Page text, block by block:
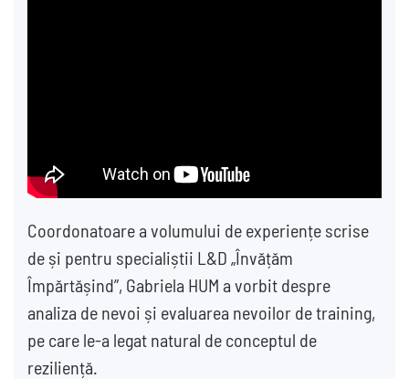
Coordonatoare a volumului de experiențe scrise
de și pentru specialiștii L&D „Învățăm
Împărtășind”, Gabriela HUM a vorbit despre
analiza de nevoi și evaluarea nevoilor de training,
pe care le-a legat natural de conceptul de
reziliență.